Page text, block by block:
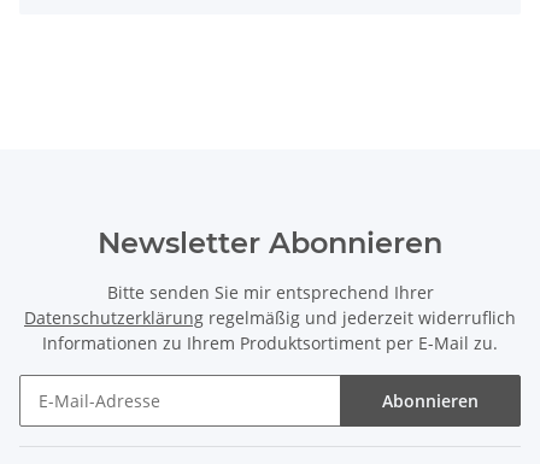
Newsletter Abonnieren
Bitte senden Sie mir entsprechend Ihrer
Datenschutzerklärung regelmäßig und jederzeit widerruflich
Informationen zu Ihrem Produktsortiment per E-Mail zu.
Abonnieren